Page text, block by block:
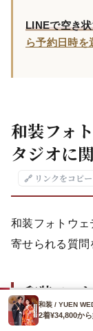
LINEで空き
ら予約日時を
和装フォ
タジオに
🔗 リンクをコピー
和装フォトウェ
寄せられる質問
和装フォ
基準に選
和装 / YUEN
2着¥34,800か